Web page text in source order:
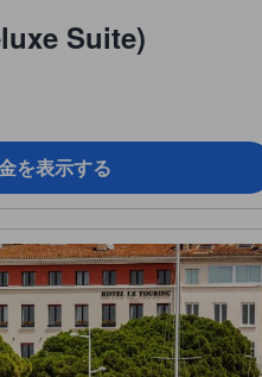
Suite)
を表示する